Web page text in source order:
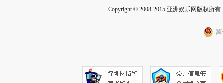
Copyright © 2008-2015 亚洲娱乐网版权所
冀